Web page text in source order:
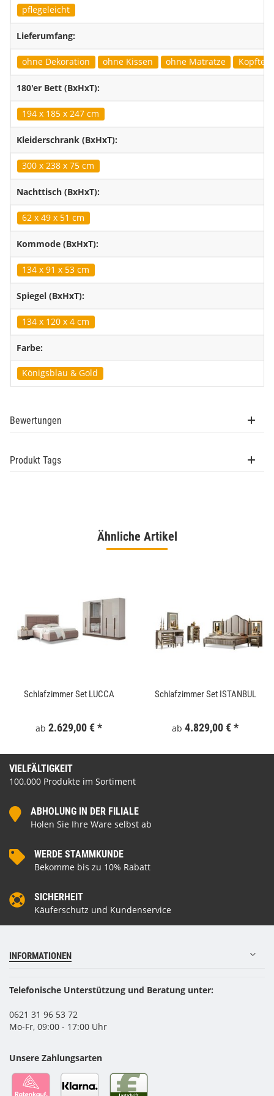
pflegeleicht
Lieferumfang:
ohne Dekoration ohne Kissen ohne Matratze Kopfteil
180'er Bett (BxHxT):
194 x 185 x 247 cm
Kleiderschrank (BxHxT):
300 x 238 x 75 cm
Nachttisch (BxHxT):
62 x 49 x 51 cm
Kommode (BxHxT):
134 x 91 x 53 cm
Spiegel (BxHxT):
134 x 120 x 4 cm
Farbe:
Königsblau & Gold
Bewertungen
Produkt Tags
Ähnliche Artikel
Schlafzimmer Set LUCCA
ab 2.629,00 €*
Schlafzimmer Set ISTANBUL
ab 4.829,00 €*
VIELFÄLTIGKEIT
100.000 Produkte im Sortiment
ABHOLUNG IN DER FILIALE
Holen Sie Ihre Ware selbst ab
WERDE STAMMKUNDE
Bekomme bis zu 10% Rabatt
SICHERHEIT
Käuferschutz und Kundenservice
INFORMATIONEN
Telefonische Unterstützung und Beratung unter:
0621 31 96 53 72
Mo-Fr, 09:00 - 17:00 Uhr
Unsere Zahlungsarten